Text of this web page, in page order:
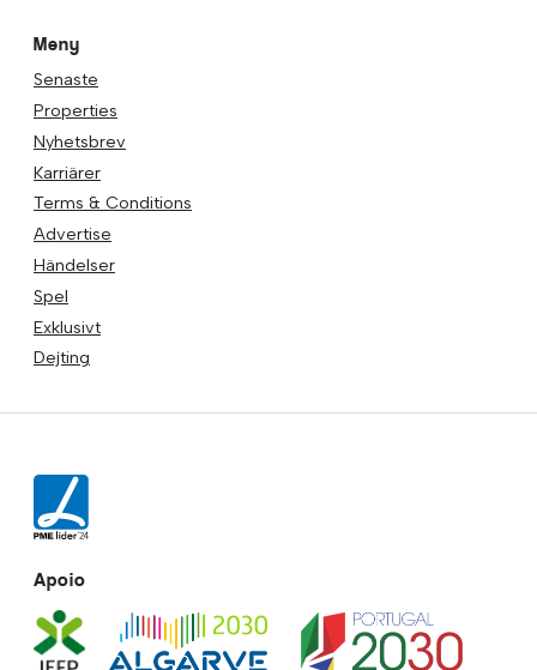
Meny
Senaste
Properties
Nyhetsbrev
Karriärer
Terms & Conditions
Advertise
Händelser
Spel
Exklusivt
Dejting
Apoio